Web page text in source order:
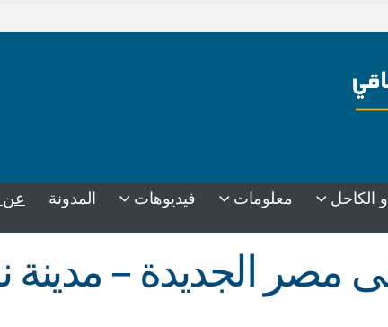
و الكاحل معلومات فيديوهات المدونة عن
مصر الجديدة – مدينة